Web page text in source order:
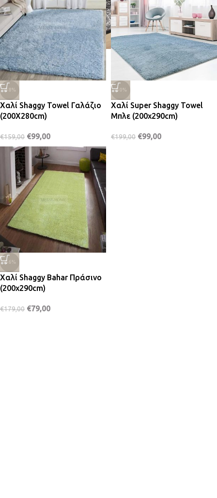
-38%
Χαλί Shaggy Towel Γαλάζιο
(200X280cm)
€159,00 €99,00
-50%
Χαλί Super Shaggy Towel
Μπλε (200x290cm)
€199,00 €99,00
-56%
Χαλί Shaggy Bahar Πράσινο
(200x290cm)
€179,00 €79,00